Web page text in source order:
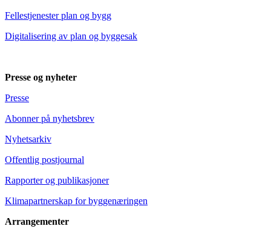
Fellestjenester plan og bygg
Digitalisering av plan og byggesak
Presse og nyheter
Presse
Abonner på nyhetsbrev
Nyhetsarkiv
Offentlig postjournal
Rapporter og publikasjoner
Klimapartnerskap for byggenæringen
Arrangementer